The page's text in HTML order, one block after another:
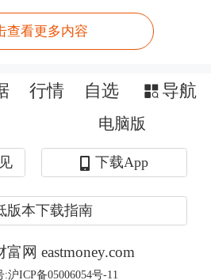
求离网供电方案，如
确保电力供应的稳定
表示“我有”。比如周
近期在接待机构调研
键部件等产业链环节,
应,从而有利于降低生
查看更多内容
行情 自选 导航
电脑版
下载App
版本下载指南
网 eastmoney.com
沪ICP备05006054号-11